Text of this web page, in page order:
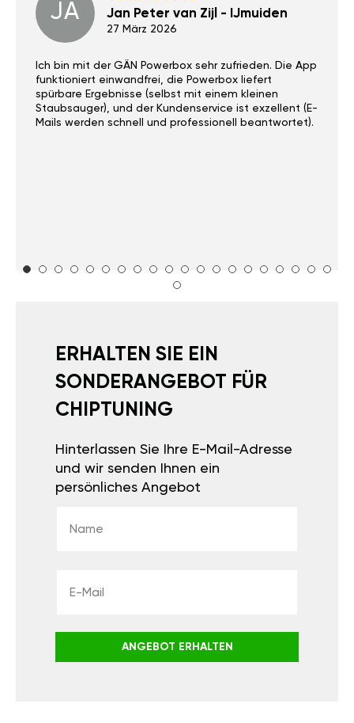
JA Jan Peter van Zijl - IJmuiden
27 März 2026
Ich bin mit der GÄN Powerbox sehr zufrieden. Die App
funktioniert einwandfrei, die Powerbox liefert
spürbare Ergebnisse (selbst mit einem kleinen
Staubsauger), und der Kundenservice ist exzellent (E-
Mails werden schnell und professionell beantwortet).
ERHALTEN SIE EIN
SONDERANGEBOT FÜR
CHIPTUNING
Hinterlassen Sie Ihre E-Mail-Adresse
und wir senden Ihnen ein
persönliches Angebot
ANGEBOT ERHALTEN